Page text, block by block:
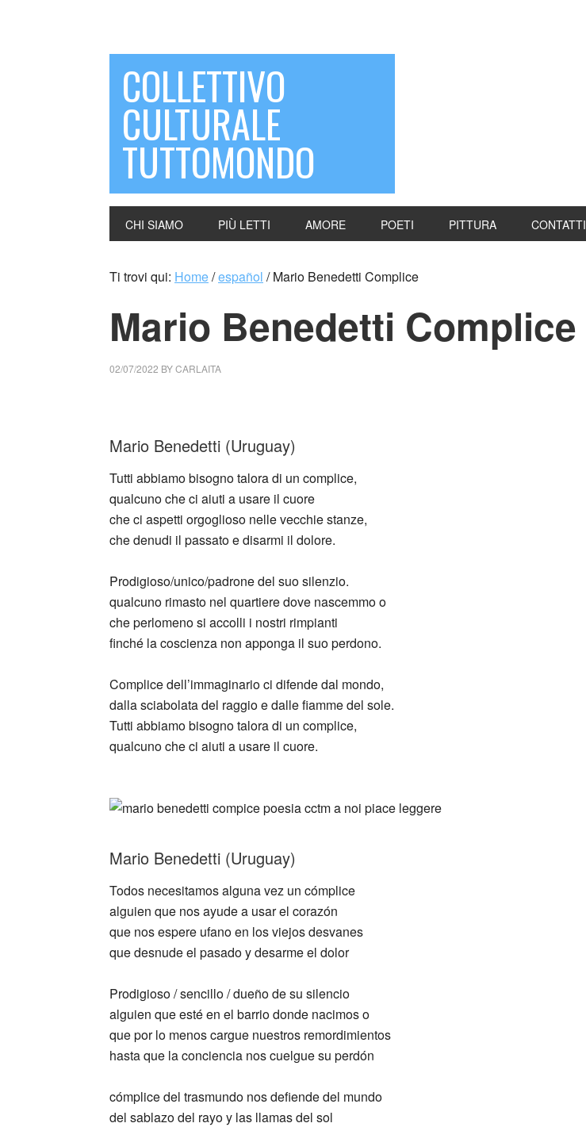
COLLETTIVO
CULTURALE
TUTTOMONDO
CHI SIAMO PIÙ LETTI AMORE POETI PITTURA CONTATTI
Ti trovi qui: Home/español /Mario Benedetti Complice
Mario Benedetti Complice
02/07/2022 BYCARLAITA
Mario Benedetti (Uruguay)
Tutti abbiamo bisogno talora di un complice,
qualcuno che ci aiuti a usare il cuore
che ci aspetti orgoglioso nelle vecchie stanze,
che denudi il passato e disarmi il dolore.
Prodigioso/unico/padrone del suo silenzio.
qualcuno rimasto nel quartiere dove nascemmo o
che perlomeno si accolli i nostri rimpianti
finché la coscienza non apponga il suo perdono.
Complice dell’immaginario ci difende dal mondo,
dalla sciabolata del raggio e dalle fiamme del sole.
Tutti abbiamo bisogno talora di un complice,
qualcuno che ci aiuti a usare il cuore.
Mario Benedetti (Uruguay)
Todos necesitamos alguna vez un cómplice
alguien que nos ayude a usar el corazón
que nos espere ufano en los viejos desvanes
que desnude el pasado y desarme el dolor
Prodigioso / sencillo / dueño de su silencio
alguien que esté en el barrio donde nacimos o
que por lo menos cargue nuestros remordimientos
hasta que la conciencia nos cuelgue su perdón
cómplice del trasmundo nos defiende del mundo
del sablazo del rayo y las llamas del sol